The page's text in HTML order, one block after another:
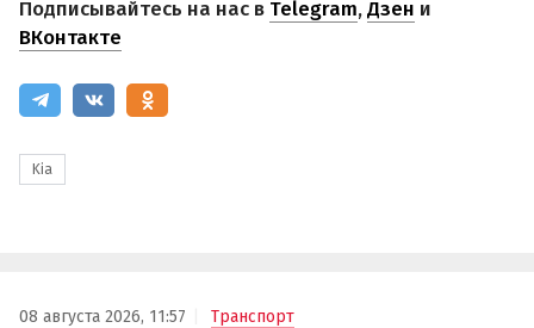
Подписывайтесь на нас в Telegram,Дзен и
ВКонтакте
Kia
08 августа 2026, 11:57 Транспорт